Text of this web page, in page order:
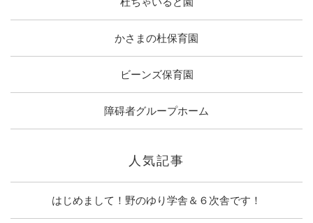
かさまの杜保育園
ビーンズ保育園
障碍者グループホーム
人気記事
はじめまして！野のゆり学舎＆６次舎です！